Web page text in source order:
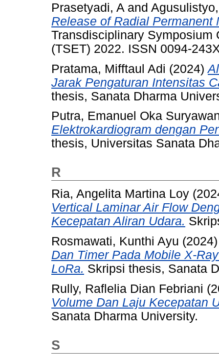
Prasetyadi, A and
Release of Radial Permanent
Transdisciplinary Symposium
(TSET) 2022. ISSN 0094-
Pratama, Mifftaul Adi (2024)
Jarak Pengaturan Intensitas
thesis, Sanata Dharma
Putra, Emanuel Oka
Elektrokardiogram dengan
thesis, Universitas Sanata
R
Ria, Angelita Martina Loy
Vertical Laminar Air Flow
Kecepatan Aliran Udara.
Rosmawati, Kunthi Ayu
Dan Timer Pada Mobile X-
LoRa. Skripsi thesis, Sanata
Rully, Raflelia Dian Febriani
Volume Dan Laju Kecepatan
Sanata Dharma University.
S